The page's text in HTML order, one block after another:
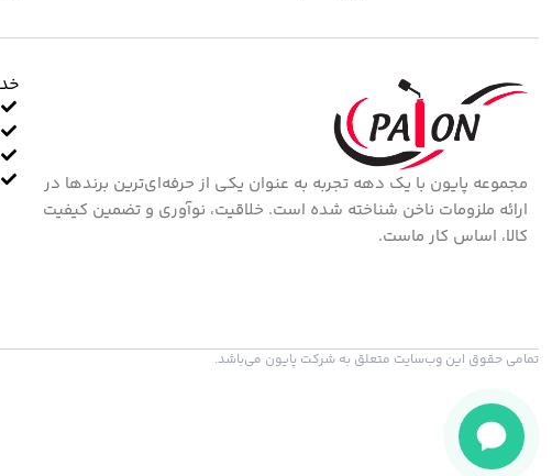
مجموعه پایون با یک دهه تجربه به عنوان یکی از حرفه‌ای‌ترین برندها در
ارائه ملزومات ناخن شناخته شده است. خلاقیت، نوآوری و تضمین کیفیت
کالا، اساس کار ماست.
تمامی حقوق این وب‌سایت متعلق به شرکت پایون می‌باشد.